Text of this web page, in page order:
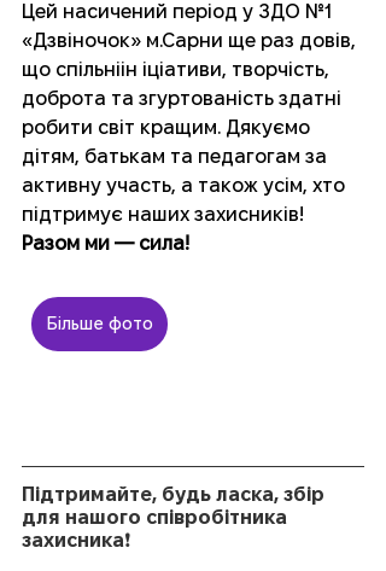
Цей насичений період у ЗДО №1
«Дзвіночок» м.Сарни ще раз довів,
що спільніін іціативи, творчість,
доброта та згуртованість здатні
робити світ кращим. Дякуємо
дітям, батькам та педагогам за
активну участь, а також усім, хто
підтримує наших захисників!
Разом ми — сила!
Більше фото
Підтримайте, будь ласка, збір
для нашого співробітника
захисника❗️